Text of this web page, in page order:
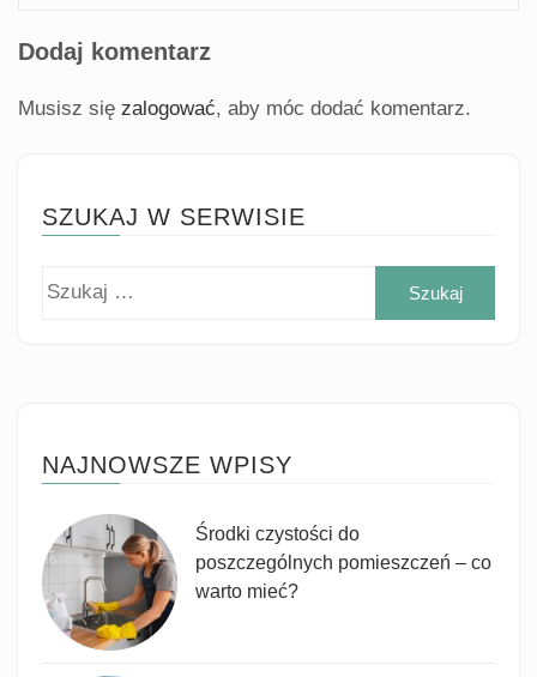
Dodaj komentarz
Musisz się zalogować, aby móc dodać komentarz.
SZUKAJ W SERWISIE
NAJNOWSZE WPISY
Środki czystości do
poszczególnych pomieszczeń – co
warto mieć?